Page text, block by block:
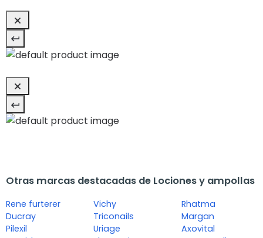
Otras marcas destacadas de Lociones y ampollas
Rene furterer
Ducray
Pilexil
Vichy
Triconails
Uriage
Rhatma
Margan
Axovital